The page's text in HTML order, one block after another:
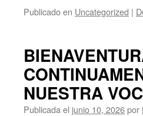
Publicado en Uncategorized |
NUESTRA
Publicada el junio 10, 2026por